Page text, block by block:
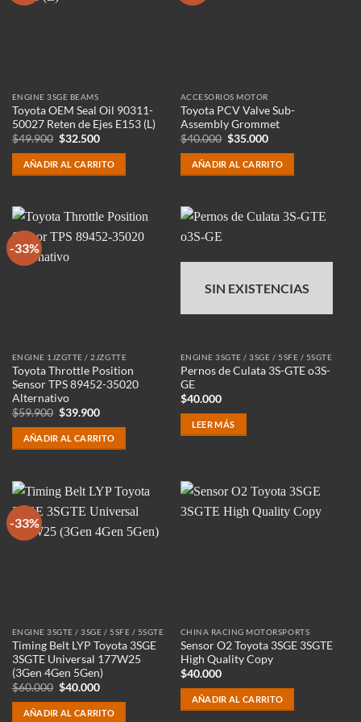
ENGINE 3SGE BEAMS
Toyota OEM Seal Oil 90311-
50027 Reten de Ejes E153 (L)
$49.900 El
original
era:
$49.900.
$32.500El
actual
es:
$32.500.
AÑADIR AL CARRITO
ACCESORIOS MOTOR
Toyota PCV Valve Sub-
Assembly Grommet
$40.000 El
original
era:
$40.000.
$35.000El
actual
es:
$35.000.
AÑADIR AL CARRITO
-33%
ENGINE 1JZGTTE / 2JZGTTE
Toyota Throttle Position
Sensor TPS 89452-35020
Alternativo
$59.900 El
original
era:
$59.900.
$39.900El
actual
es:
$39.900.
AÑADIR AL CARRITO
SIN EXISTENCIAS
ENGINE 3SGTE / 3SGE / 5SFE / 5SGTE
Pernos de Culata 3S-GTE o3S-
GE
$40.000
LEER MÁS
-33%
ENGINE 3SGTE / 3SGE / 5SFE / 5SGTE
Timing Belt LYP Toyota 3SGE
3SGTE Universal 177W25
(3Gen 4Gen 5Gen)
$60.000 El
original
era:
$40.000El
actual
es:
AÑADIR AL CARRITO
CHINA RACING MOTORSPORTS
Sensor O2 Toyota 3SGE 3SGTE
High Quality Copy
$40.000
AÑADIR AL CARRITO